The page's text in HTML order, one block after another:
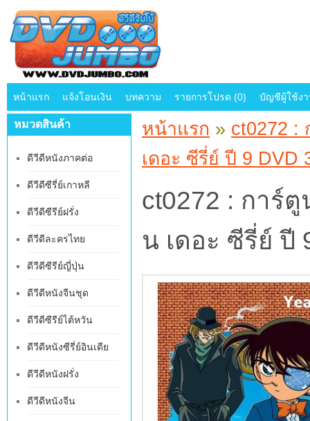
หน้าแรก แจ้งโอนเงิน บทความ รายการโปรด (0) บัญชีผู้ใช้ง
หมวดสินค้า
ดีวีดีหนังภาคต่อ
ดีวีดีซีรี่ย์เกาหลี
ดีวีดีซีรีย์ฝรั่ง
ดีวีดีละครไทย
ดีวีดีซีรีย์ญี่ปุ่น
ดีวีดีหนังจีนชุด
ดีวีดีซีรีย์ไต้หวัน
ดีวีดีหนังซีรี่ย์อินเดีย
ดีวีดีหนังฝรั่ง
ดีวีดีหนังจีน
หน้าแรก » ct0272 :
เดอะ ซีรี่ย์ ปี 9 DVD
ct0272 : การ์ตู
น เดอะ ซีรี่ย์ ปี